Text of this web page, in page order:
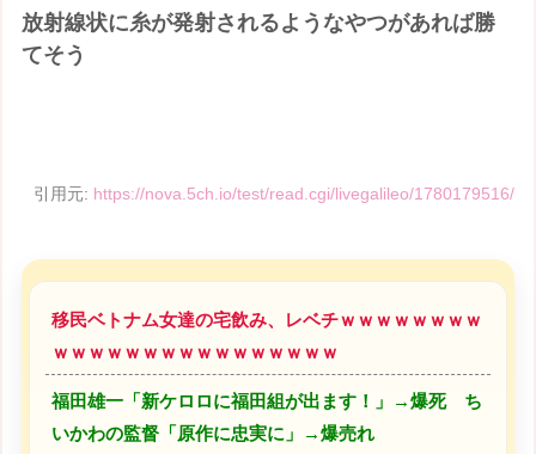
放射線状に糸が発射されるようなやつがあれば勝
てそう
引用元: https://nova.5ch.io/test/read.cgi/livegalileo/1780179516/
移民ベトナム女達の宅飲み、レベチｗｗｗｗｗｗｗｗ
ｗｗｗｗｗｗｗｗｗｗｗｗｗｗｗｗ
福田雄一「新ケロロに福田組が出ます！」→爆死 ち
いかわの監督「原作に忠実に」→爆売れ